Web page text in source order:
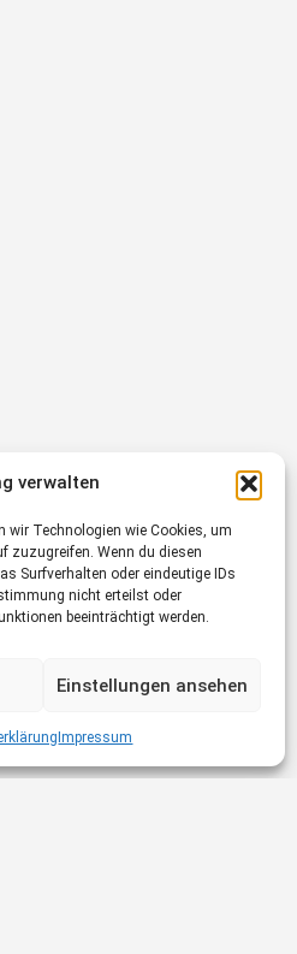
verwalten
wir Technologien wie Cookies, um
zuzugreifen. Wenn du diesen
Surfverhalten oder eindeutige IDs
nicht erteilst oder
beeinträchtigt werden.
Einstellungen ansehen
Impressum